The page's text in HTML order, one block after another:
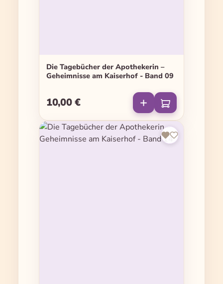
Die Tagebücher der Apothekerin –
Geheimnisse am Kaiserhof - Band 09
Regulärer Preis:
10,00 €